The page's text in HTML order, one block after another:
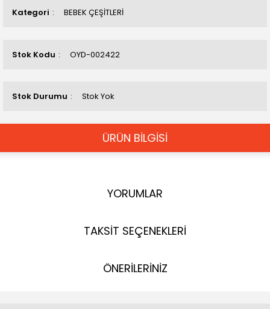
Kategori BEBEK ÇEŞİTLERİ
Stok Kodu OYD-002422
Stok Durumu Stok Yok
ÜRÜN BİLGİSİ
YORUMLAR
TAKSİT SEÇENEKLERİ
ÖNERİLERİNİZ